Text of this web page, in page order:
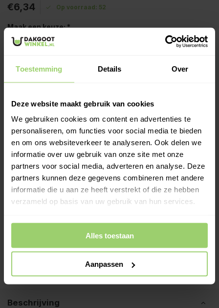
Toestemming Details Over
Deze website maakt gebruik van cookies
We gebruiken cookies om content en advertenties te
personaliseren, om functies voor social media te bieden
en om ons websiteverkeer te analyseren. Ook delen we
informatie over uw gebruik van onze site met onze
partners voor social media, adverteren en analyse. Deze
partners kunnen deze gegevens combineren met andere
informatie die u aan ze heeft verstrekt of die ze hebben
verzameld op basis van uw gebruik van hun services.
Alles toestaan
Aanpassen
€6,34 Op voorraad: 52
Maak een keuze:*
Weer geopend na de bouwvak.
leveren wij woensdag 12 augustus. Wil je hem op een
bezorgdatum.
- + In Winkelwagen
Meer informatie >
Kies zelf je leverdatum bij het afrekenen!
Betaal achteraf, geen aanbetaling!
Meer dan 10 jaar tevreden shoppers!
Beschrijving